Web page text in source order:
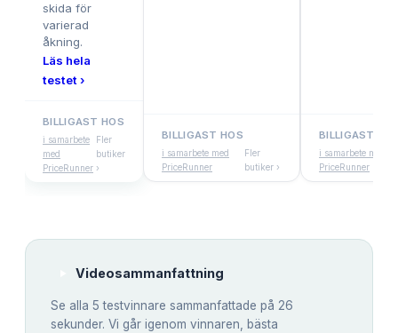
skida för
varierad
åkning.
Läs hela
testet ›
BILLIGAST HOS
i samarbete
med
PriceRunner
Fler
butiker
›
BILLIGAST HOS
i samarbete med
PriceRunner
Fler
butiker ›
BILLIGAST
i samarbete med
PriceRunner
Videosammanfattning
Se alla 5 testvinnare sammanfattade på 26
sekunder. Vi går igenom vinnaren, bästa